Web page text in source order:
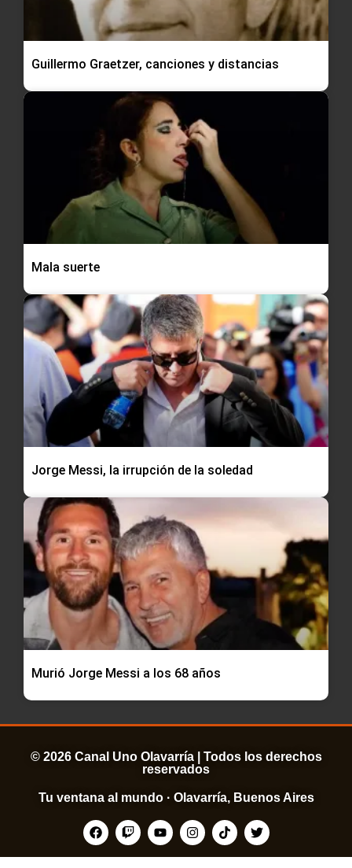
Guillermo Graetzer, canciones y distancias
Mala suerte
Jorge Messi, la irrupción de la soledad
Murió Jorge Messi a los 68 años
© 2026 Canal Uno Olavarría | Todos los derechos
reservados
Tu ventana al mundo · Olavarría, Buenos Aires